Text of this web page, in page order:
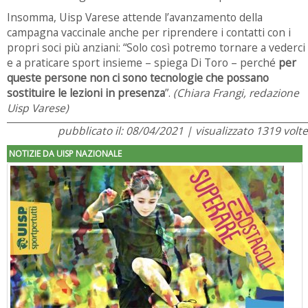
Insomma, Uisp Varese attende l’avanzamento della
campagna vaccinale anche per riprendere i contatti con i
propri soci più anziani: “Solo così potremo tornare a vederci
e a praticare sport insieme – spiega Di Toro – perché per
queste persone non ci sono tecnologie che possano
sostituire le lezioni in presenza”. (Chiara Frangi, redazione
Uisp Varese)
pubblicato il: 08/04/2021 | visualizzato 1319 volte
NOTIZIE DA UISP NAZIONALE